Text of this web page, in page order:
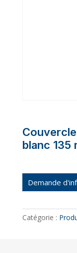
blanc 135
Demande
Catégorie :